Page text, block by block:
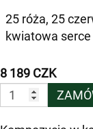
25 róża, 25
kwiatowa
8 189 CZK